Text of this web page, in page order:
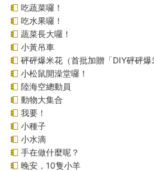
吃蔬菜囉！
吃水果囉！
蔬菜長大囉！
小黃吊車
砰砰爆米花（首批加贈「DIY砰砰
小松鼠開澡堂囉！
陸海空總動員
動物大集合
我要！
小種子
小水滴
手在做什麼呢？
晚安，10隻小羊